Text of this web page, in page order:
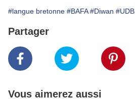
#langue bretonne #BAFA #Diwan #UDB
Partager
Vous aimerez aussi